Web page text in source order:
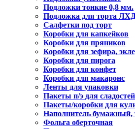
Подложки тонкие 0,8 мм.
Подложка для торта
Салфетки под торт
Коробки для капкейков
Коробки для пряников
Коробки для зефира,
Коробки для пирога
Коробки для конфет
Коробки для макаронс
Ленты для упаковки
Пакеты п/э для сладостей
Пакеты/коробки для
Наполнитель
Фольга оберточная